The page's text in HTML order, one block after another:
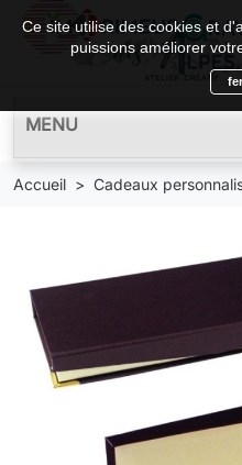
MENU
Accueil Cadeaux
Ce site utilise des cookies et
puissions améliorer